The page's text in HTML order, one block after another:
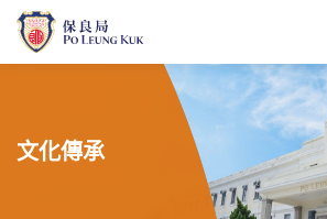
文化傳承